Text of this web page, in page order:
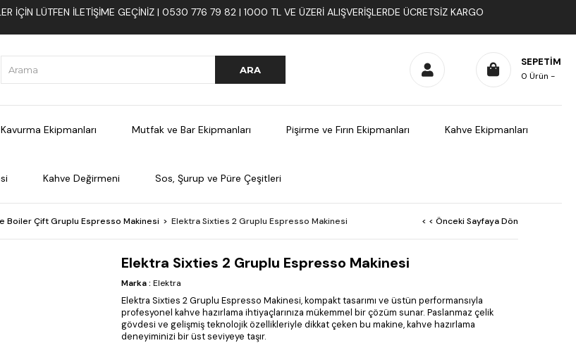
İÇIN LÜTFEN ILETIŞIME GEÇINIZ | 0530 776 79 82 | 1000 TL VE ÜZERI ALIŞVERIŞLERDE ÜCRETSIZ KARGO
SEPETIM
0 Ürün
Ekipmanları Mutfak ve Bar Ekipmanları Pişirme ve Fırın Ekipmanları Kahve Ekipmanları
Kahve Değirmeni Sos, Şurup ve Püre Çeşitleri
Boiler Çift Gruplu Espresso Makinesi Elektra Sixties 2 Gruplu Espresso Makinesi < < Önceki Sayfaya Dön
Elektra Sixties 2 Gruplu Espresso Makinesi
Marka: Elektra
Elektra Sixties 2 Gruplu Espresso Makinesi, kompakt tasarımı ve üstün performansıyla
profesyonel kahve hazırlama ihtiyaçlarınıza mükemmel bir çözüm sunar. Paslanmaz çelik
gövdesi ve gelişmiş teknolojik özellikleriyle dikkat çeken bu makine, kahve hazırlama
deneyiminizi bir üst seviyeye taşır.